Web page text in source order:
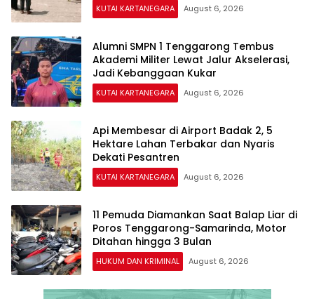
KUTAI KARTANEGARA August 6, 2026
Alumni SMPN 1 Tenggarong Tembus
Akademi Militer Lewat Jalur Akselerasi,
Jadi Kebanggaan Kukar
KUTAI KARTANEGARA August 6, 2026
Api Membesar di Airport Badak 2, 5
Hektare Lahan Terbakar dan Nyaris
Dekati Pesantren
KUTAI KARTANEGARA August 6, 2026
11 Pemuda Diamankan Saat Balap Liar di
Poros Tenggarong-Samarinda, Motor
Ditahan hingga 3 Bulan
HUKUM DAN KRIMINAL August 6, 2026